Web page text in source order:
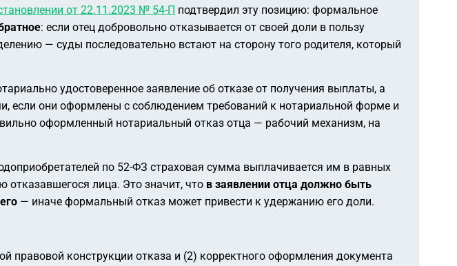
от 22.11.2023 № 54-П подтвердил эту позицию: формальное
: если отец добровольно отказывается от своей доли в пользу
— суды последовательно встают на сторону того родителя, который
удостоверенное заявление об отказе от получения выплаты, а
если они оформлены с соблюдением требований к нотариальной форме и
оформленный нотариальный отказ отца — рабочий механизм, на
по 52-ФЗ страховая сумма выплачивается им в равных
отказавшегося лица. Это значит, что в заявлении отца должно быть
— иначе формальный отказ может привести к удержанию его доли.
правовой конструкции отказа и (2) корректного оформления документа